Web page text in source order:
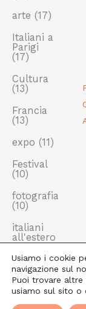
arte(17)
Italiani a
Parigi
(17)
Cultura
(13)
Francia
(13)
expo(11)
Festival
(10)
fotografia
(10)
italiani
all'estero
Usiamo i cookie
navigazione sul
Puoi trovare
usiamo sul sito o